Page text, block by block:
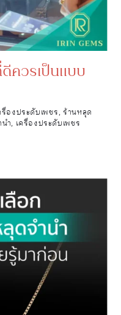
ควรเป็นแบบ
รื่องประดับเพชร,ร้านหลุด
ำ, เครื่องประดับเพชร